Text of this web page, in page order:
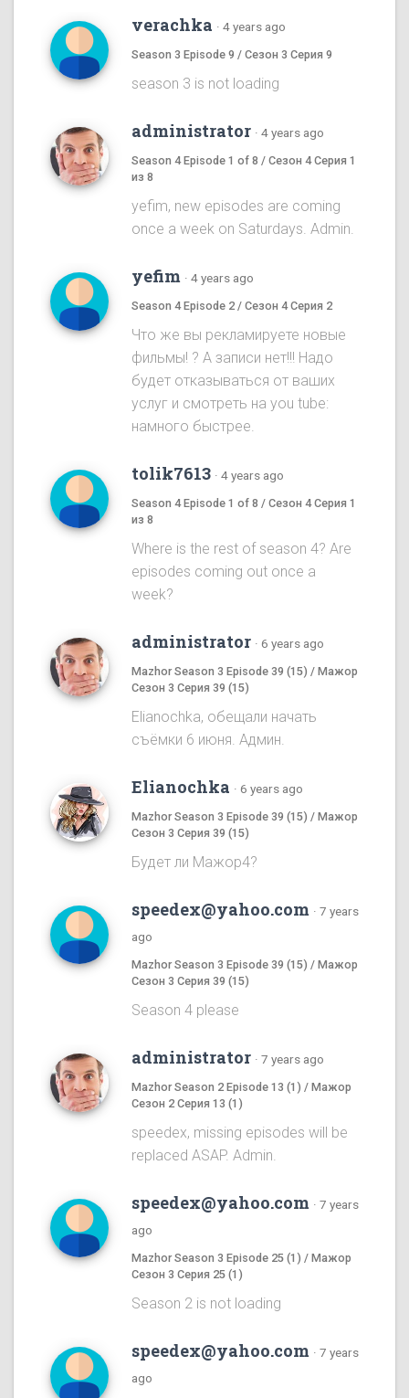
verachka · 4 years ago
Season 3 Episode 9 / Сезон 3 Серия 9
season 3 is not loading
administrator · 4 years ago
Season 4 Episode 1 of 8 / Сезон 4 Серия 1
из 8
yefim, new episodes are coming
once a week on Saturdays. Admin.
yefim · 4 years ago
Season 4 Episode 2 / Сезон 4 Серия 2
Что же вы рекламируете новые
фильмы! ? А записи нет!!! Надо
будет отказываться от ваших
услуг и смотреть на you tube:
намного быстрее.
tolik7613 · 4 years ago
Season 4 Episode 1 of 8 / Сезон 4 Серия 1
из 8
Where is the rest of season 4? Are
episodes coming out once a
week?
administrator · 6 years ago
Mazhor Season 3 Episode 39 (15) / Мажор
Сезон 3 Серия 39 (15)
Elianochka, обещали начать
съёмки 6 июня. Админ.
Elianochka · 6 years ago
Mazhor Season 3 Episode 39 (15) / Мажор
Сезон 3 Серия 39 (15)
Будет ли Мажор4?
speedex@yahoo.com · 7 years
ago
Mazhor Season 3 Episode 39 (15) / Мажор
Сезон 3 Серия 39 (15)
Season 4 please
administrator · 7 years ago
Mazhor Season 2 Episode 13 (1) / Мажор
Сезон 2 Серия 13 (1)
speedex, missing episodes will be
replaced ASAP. Admin.
speedex@yahoo.com · 7 years
ago
Mazhor Season 3 Episode 25 (1) / Мажор
Сезон 3 Серия 25 (1)
Season 2 is not loading
speedex@yahoo.com · 7 years
ago